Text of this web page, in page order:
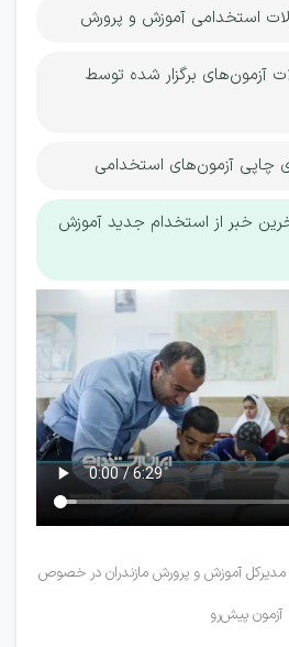
استخدامی آموزش و پرورش
آزمون‌های برگزار شده توسط
چاپی آزمون‌های استخدامی
خبر از استخدام جدید آموزش
مدیرکل آموزش و پرورش مازندران در خصوص
آزمون پیش‌رو